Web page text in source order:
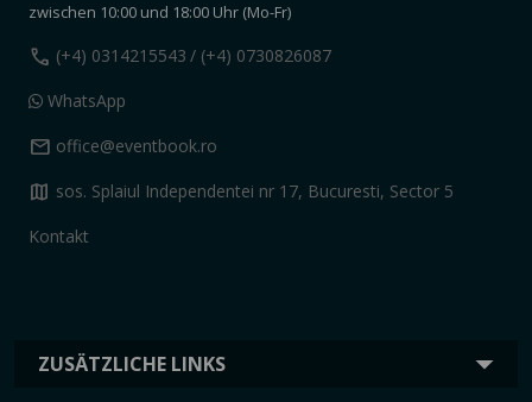
ZUSÄTZLICHE LINKS
zwischen 10:00 und 18:00 Uhr (Mo-Fr)
call (+4) 0314215543 / (+4) 0730826087
WhatsApp
mail office@eventbook.ro
map sos. Splaiul Independentei nr 17, Bucuresti, Sector 5
Kontakt